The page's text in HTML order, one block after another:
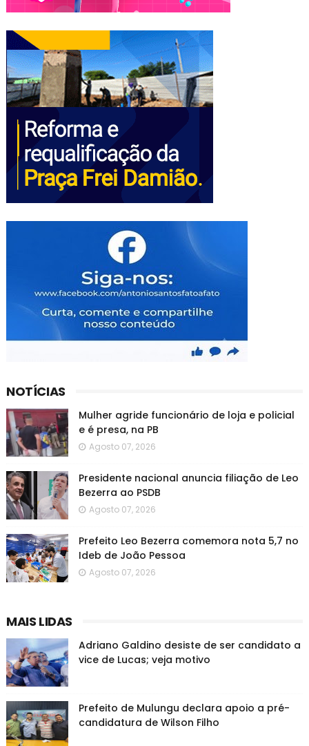
NOTÍCIAS
Mulher agride funcionário de loja e policial
e é presa, na PB
Agosto 07, 2026
Presidente nacional anuncia filiação de Leo
Bezerra ao PSDB
Agosto 07, 2026
Prefeito Leo Bezerra comemora nota 5,7 no
Ideb de João Pessoa
Agosto 07, 2026
MAIS LIDAS
Adriano Galdino desiste de ser candidato a
vice de Lucas; veja motivo
Prefeito de Mulungu declara apoio a pré-
candidatura de Wilson Filho